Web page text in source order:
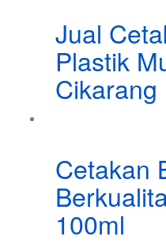
Jual
Plastik
Cikarang
Cetakan
100ml